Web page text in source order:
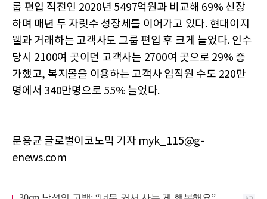
룹 편입 직전인 2020년 5497억원과 비교해 69% 신장
하며 매년 두 자릿수 성장세를 이어가고 있다. 현대이지
웰과 거래하는 고객사도 그룹 편입 후 크게 늘었다. 인수
당시 2100여 곳이던 고객사는 2700여 곳으로 29% 증
가했고, 복지몰을 이용하는 고객사 임직원 수도 220만
명에서 340만명으로 55% 늘었다.
문용균 글로벌이코노믹 기자 myk_115@g-
enews.com